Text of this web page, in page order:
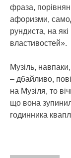
фраза,
афоризми,
рундиста, на
властивостей».
Музіль,
– дбайливо,
на Музіля, то
що вона
годинника